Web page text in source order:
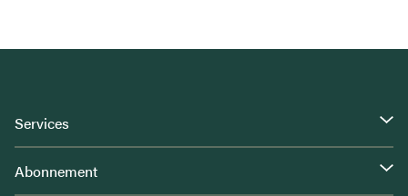
Services
Abonnement